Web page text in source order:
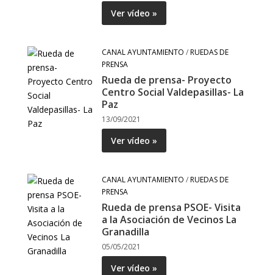
Ver vídeo »
CANAL AYUNTAMIENTO /RUEDAS DE
PRENSA
Rueda de prensa- Proyecto
Centro Social Valdepasillas- La
Paz
13/09/2021
Ver vídeo »
CANAL AYUNTAMIENTO /RUEDAS DE
PRENSA
Rueda de prensa PSOE- Visita
a la Asociación de Vecinos La
Granadilla
05/05/2021
Ver vídeo »